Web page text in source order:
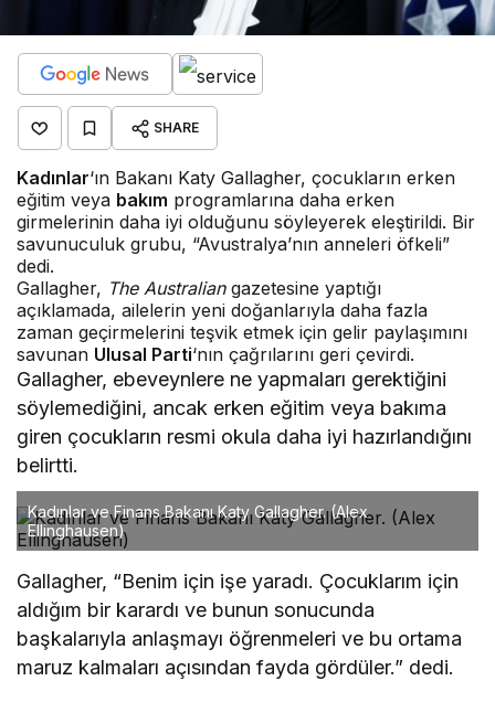
SHARE
Kadınlar‘ın Bakanı Katy Gallagher, çocukların erken
eğitim veya bakım programlarına daha erken
girmelerinin daha iyi olduğunu söyleyerek eleştirildi. Bir
savunuculuk grubu, “Avustralya’nın anneleri öfkeli”
dedi.
Gallagher, The Australiangazetesine yaptığı
açıklamada, ailelerin yeni doğanlarıyla daha fazla
zaman geçirmelerini teşvik etmek için gelir paylaşımını
savunan Ulusal Parti‘nın çağrılarını geri çevirdi.
Gallagher, ebeveynlere ne yapmaları gerektiğini
söylemediğini, ancak erken eğitim veya bakıma
giren çocukların resmi okula daha iyi hazırlandığını
belirtti.
Kadınlar ve Finans Bakanı Katy Gallagher.(Alex
Ellinghausen)
Gallagher, “Benim için işe yaradı. Çocuklarım için
aldığım bir karardı ve bunun sonucunda
başkalarıyla anlaşmayı öğrenmeleri ve bu ortama
maruz kalmaları açısından fayda gördüler.” dedi.